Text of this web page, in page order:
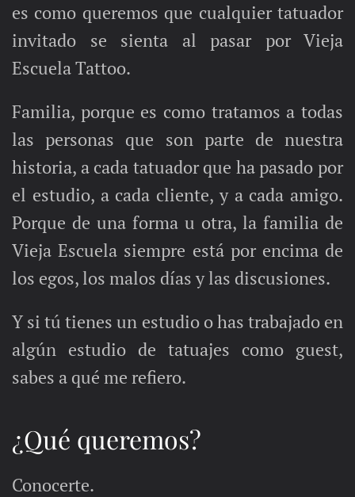
es como queremos que cualquier tatuador
invitado se sienta al pasar por Vieja
Escuela Tattoo.
Familia, porque es como tratamos a todas
las personas que son parte de nuestra
historia, a cada tatuador que ha pasado por
el estudio, a cada cliente, y a cada amigo.
Porque de una forma u otra, la familia de
Vieja Escuela siempre está por encima de
los egos, los malos días y las discusiones.
Y si tú tienes un estudio o has trabajado en
algún estudio de tatuajes como guest,
sabes a qué me refiero.
¿Qué queremos?
Conocerte.